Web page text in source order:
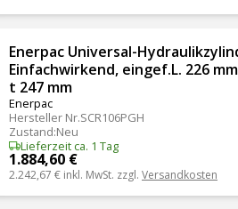
Enerpac Universal-
Einfachwirkend, eingef.L. 226
t 247 mm
Enerpac
Hersteller Nr.SCR106PGH
Zustand:Neu
Lieferzeit ca. 1 Tag
1.884,60 €
2.242,67 € inkl. MwSt. zzgl. Versandkosten